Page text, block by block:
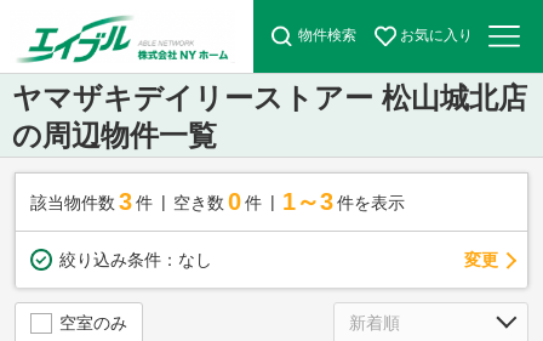
物件検索 お気に入り
ヤマザキデイリーストアー 松山城北店
の周辺物件一覧
該当物件数 3件 空き数 0 件 1～3 件を表示
絞り込み条件： なし 変更
空室のみ